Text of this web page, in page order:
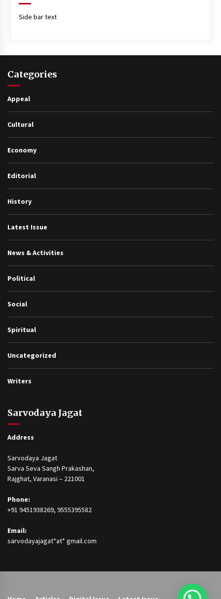
Side bar text
Categories
Appeal
Cultural
Economy
Editorial
History
Latest Issue
News & Activities
Political
Social
Spiritual
Uncategorized
Writers
Sarvodaya Jagat
Address
Sarvodaya Jagat
Sarva Seva Sangh Prakashan,
Rajghat, Varanasi – 221001
Phone:
+91 9451938269, 9555395582
Email:
sarvodayajagat*at* gmail.com